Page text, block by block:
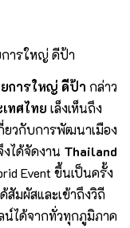
ารใหญ่ ดีป้า
การใหญ่ ดีป้า กล่าว
ทศไทย เล็งเห็นถึง
ยวกับการพัฒนาเมือง
ได้จัดงาน Thailand
Event ขึ้นเป็นครั้ง
สัมผัสและเข้าถึงวิถี
น์ได้จากทั่วทุกภูมิภาค